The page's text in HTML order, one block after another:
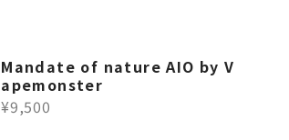
Mandate of nature AIO by V
apemonster
¥9,500